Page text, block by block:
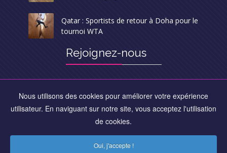
Nous utilisons des cookies pour améliorer votre expérience
utilisateur. En naviguant sur notre site, vous acceptez l'utilisation
de cookies.
Oui, j'accepte !
Qatar : Sportists de retour à Doha pour le
tournoi WTA
Rejoignez-nous
LUNDI - VENDREDI
09:00 - 18:00